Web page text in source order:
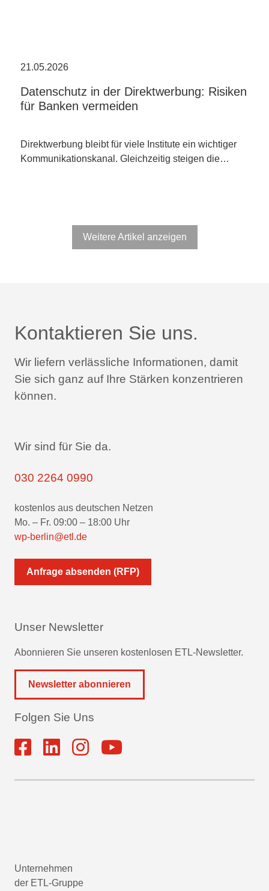
21.05.2026
Datenschutz in der Direktwerbung: Risiken
für Banken vermeiden
Direktwerbung bleibt für viele Institute ein wichtiger
Kommunikationskanal. Gleichzeitig steigen die…
Weitere Artikel anzeigen
Kontaktieren Sie uns.
Wir liefern verlässliche Informationen, damit
Sie sich ganz auf Ihre Stärken konzentrieren
können.
Wir sind für Sie da.
030 2264 0990
kostenlos aus deutschen Netzen
Mo. – Fr. 09:00 – 18:00 Uhr
wp-berlin@etl.de
Anfrage absenden (RFP)
Unser Newsletter
Abonnieren Sie unseren kostenlosen ETL-Newsletter.
Newsletter abonnieren
Folgen Sie Uns
Unternehmen
der ETL-Gruppe